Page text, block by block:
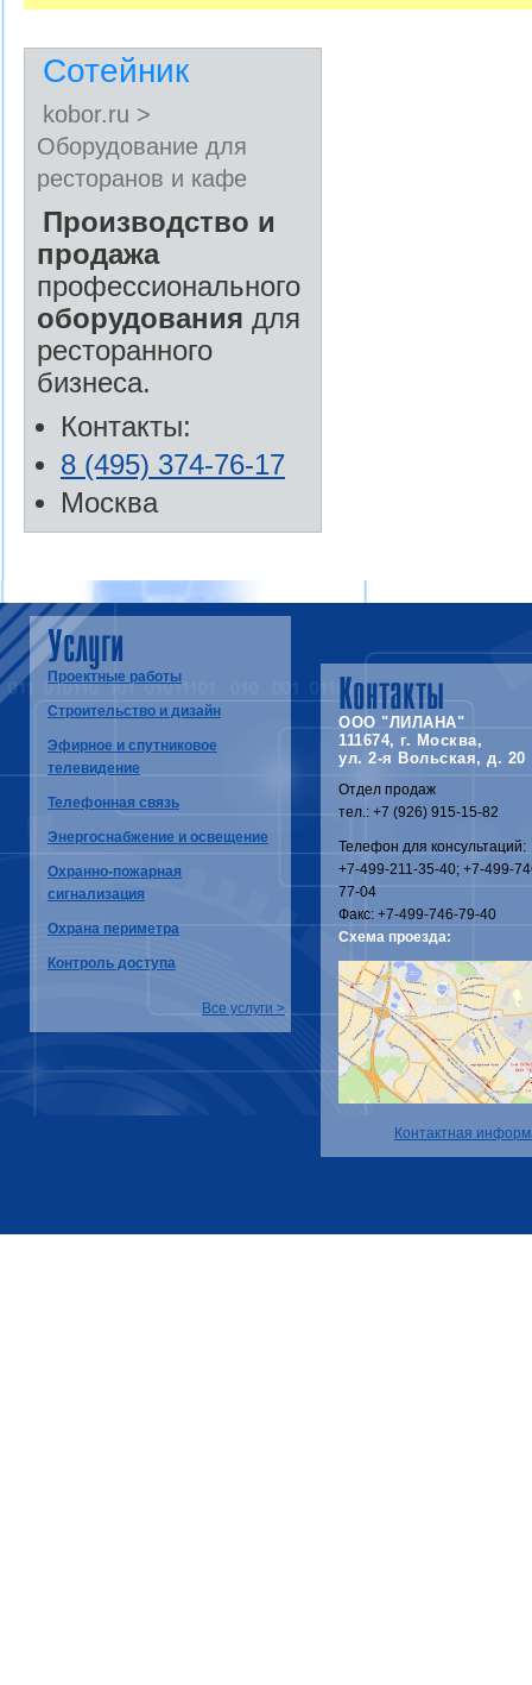
Сотейник
kobor.ru >
Оборудование для
ресторанов и кафе
Производство и
продажа
профессионального
оборудования для
ресторанного
бизнеса.
Контакты:
8 (495) 374-76-17
Москва
Услуги
Проектные работы
Строительство и дизайн
Эфирное и спутниковое
телевидение
Телефонная связь
Энергоснабжение и освещение
Охранно-пожарная
сигнализация
Охрана периметра
Контроль доступа
Все услуги >
Контакты
ООО "ЛИЛАНА"
111674, г. Москва,
ул. 2-я Вольская, д. 20
Отдел продаж
тел.: +7 (926) 915-15-82
Телефон для консультаций:
+7-499-211-35-40; +7-499-
77-04
Факс: +7-499-746-79-40
Схема проезда:
Контактная